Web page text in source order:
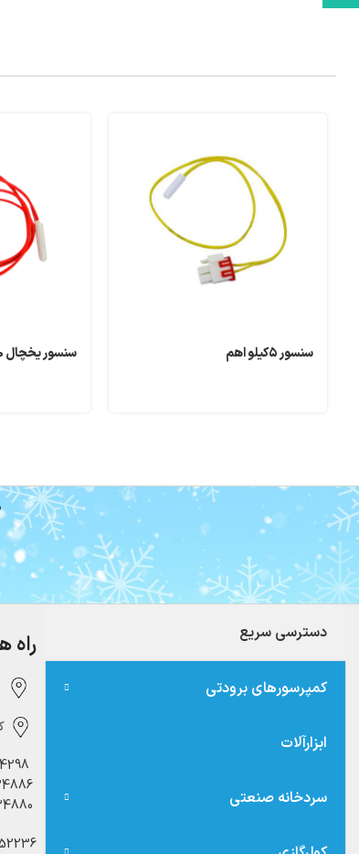
سنسور ۵کیلو اهم سنسور یخچال 10 کیلو اهم اسنوا
دسترسی سریع
کمپرسورهای برودتی
ابزارآلات
سردخانه صنعتی
راه